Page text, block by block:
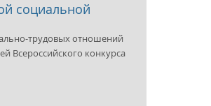
социальной
трудовых отношений
Всероссийского конкурса